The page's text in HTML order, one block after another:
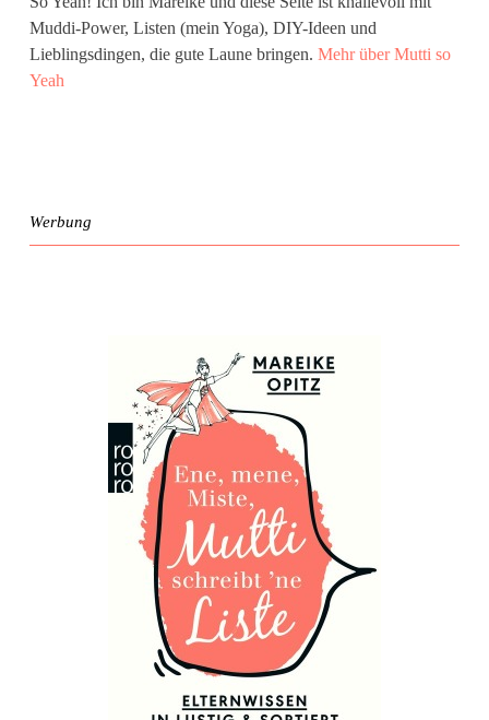
Muddi-Power, Listen (mein Yoga), DIY-Ideen und
Lieblingsdingen, die gute Laune bringen.Mehr über Mutti so
Yeah
Werbung